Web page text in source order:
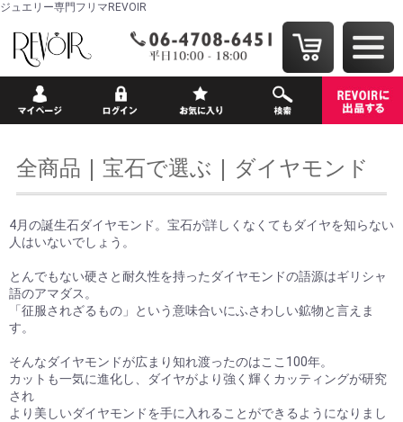
ジュエリー専門フリマREVOIR
全商品 宝石で選ぶ ダイヤモンド
4月の誕生石ダイヤモンド。宝石が詳しくなくてもダイヤを知らない
人はいないでしょう。
とんでもない硬さと耐久性を持ったダイヤモンドの語源はギリシャ
語のアマダス。
「征服されざるもの」という意味合いにふさわしい鉱物と言えま
す。
そんなダイヤモンドが広まり知れ渡ったのはここ100年。
カットも一気に進化し、ダイヤがより強く輝くカッティングが研究
され
より美しいダイヤモンドを手に入れることができるようになりまし